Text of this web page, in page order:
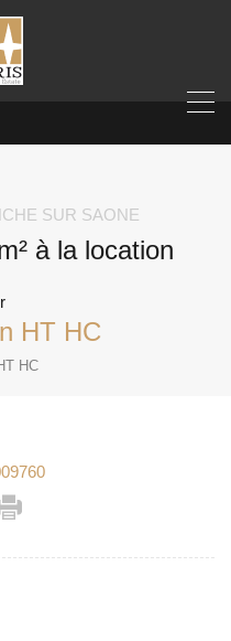
SUR SAONE
à la location
HT HC
HC